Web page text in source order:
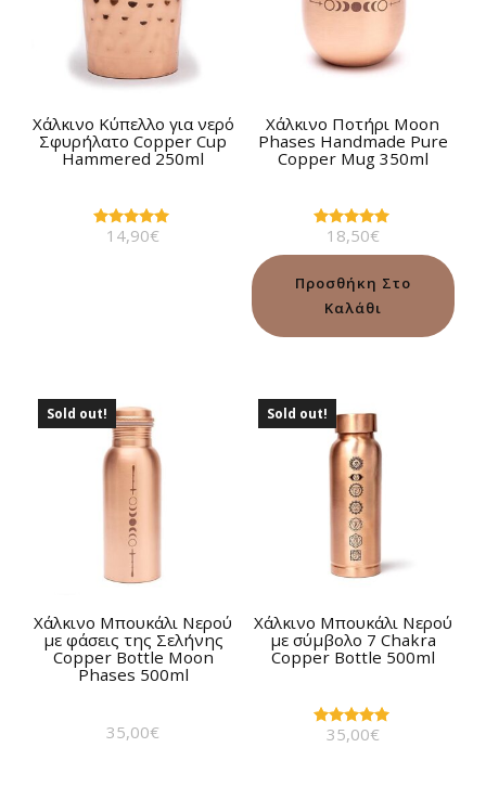
Χάλκινο Kύπελλο για νερό
Σφυρήλατο Copper Cup
Hammered 250ml
Βαθμολογήθηκε
14,90€
Χάλκινο Ποτήρι Moon
Phases Handmade Pure
Copper Mug 350ml
Βαθμολογήθηκε
από 5
18,50€
Προσθήκη Στο
Καλάθι
Sold out!
Χάλκινο Μπουκάλι Νερού
με φάσεις της Σελήνης
Copper Bottle Moon
Phases 500ml
35,00€
Sold out!
Χάλκινο Μπουκάλι Νερού
με σύμβολο 7 Chakra
Copper Bottle 500ml
Βαθμολογήθηκε
35,00€